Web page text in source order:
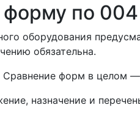
форму по 004
оборудования
обязательна.
Сравнение форм в целом —
назначение и